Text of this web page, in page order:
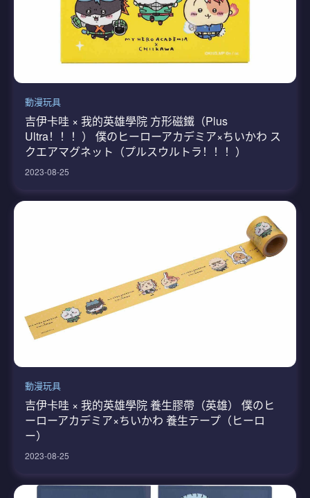
動漫玩具
吉伊卡哇 × 我的英雄學院 方形磁鐵（Plus
Ultra！！！） 僕のヒーローアカデミア×ちいかわ ス
クエアマグネット（プルスウルトラ！！！）
2023-08-25
動漫玩具
吉伊卡哇 × 我的英雄學院 養生膠帶（英雄） 僕のヒ
ーローアカデミア×ちいかわ 養生テープ（ヒーロ
ー）
2023-08-25